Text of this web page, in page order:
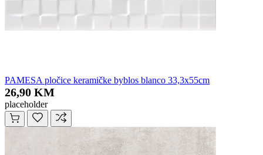
PAMESA pločice keramičke byblos blanco 33,3x55cm
26,90 KM
placeholder